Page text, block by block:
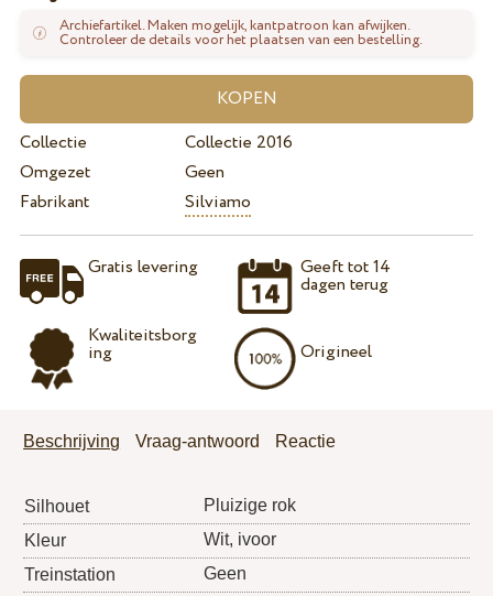
Archiefartikel. Maken mogelijk, kantpatroon kan afwijken.
Controleer de details voor het plaatsen van een bestelling.
Collectie
Collectie 2016
Omgezet
Geen
Fabrikant
Silviamo
Gratis levering
Kwaliteitsborg
ing
Geeft tot 14
dagen terug
Origineel
Beschrijving Vraag-antwoord Reactie
Silhouet
Pluizige rok
Kleur
Wit, ivoor
Treinstation
Geen